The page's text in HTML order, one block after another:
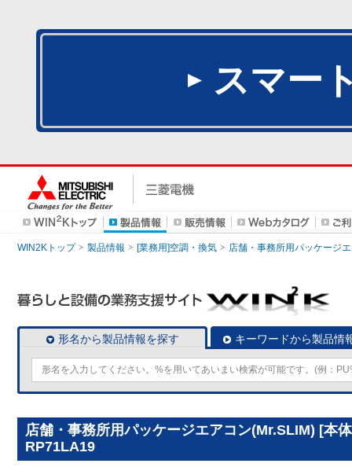
スマー
WIN2Kトップ 製品情報 [業務用]空調・換気 店舗・事務所用パッケージ
形名から製品情報を探す キーワードから製品情
店舗・事務所用パッケージエアコン(Mr.SLIM) [本
RP71LA19